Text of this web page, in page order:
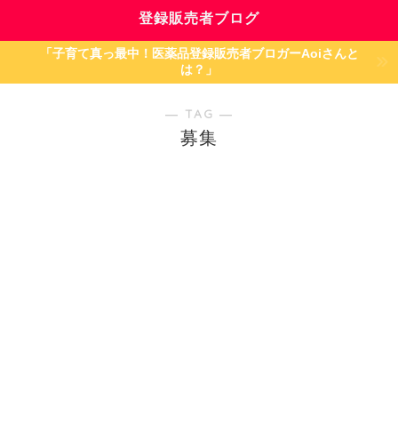
登録販売者ブログ
「子育て真っ最中！医薬品登録販売者ブロガーAoiさんと
は？」
― TAG ―
募集